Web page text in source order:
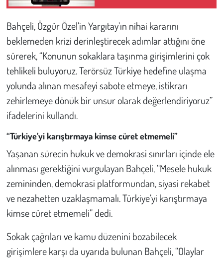
Bahçeli, Özgür Özel’in Yargıtay’ın nihai kararını
beklemeden krizi derinleştirecek adımlar attığını öne
sürerek, “Konunun sokaklara taşınma girişimlerini çok
tehlikeli buluyoruz. Terörsüz Türkiye hedefine ulaşma
yolunda alınan mesafeyi sabote etmeye, istikrarı
zehirlemeye dönük bir unsur olarak değerlendiriyoruz”
ifadelerini kullandı.
“Türkiye’yi karıştırmaya kimse cüret etmemeli”
Yaşanan sürecin hukuk ve demokrasi sınırları içinde ele
alınması gerektiğini vurgulayan Bahçeli, “Mesele hukuk
zemininden, demokrasi platformundan, siyasi rekabet
ve nezahetten uzaklaşmamalı. Türkiye’yi karıştırmaya
kimse cüret etmemeli” dedi.
Sokak çağrıları ve kamu düzenini bozabilecek
girişimlere karşı da uyarıda bulunan Bahçeli, “Olaylar
Hukuk
Tarım
Son Dakika
Kent
Eğlence